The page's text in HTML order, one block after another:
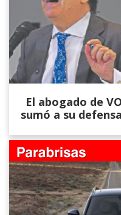
El abogado de
sumó a su